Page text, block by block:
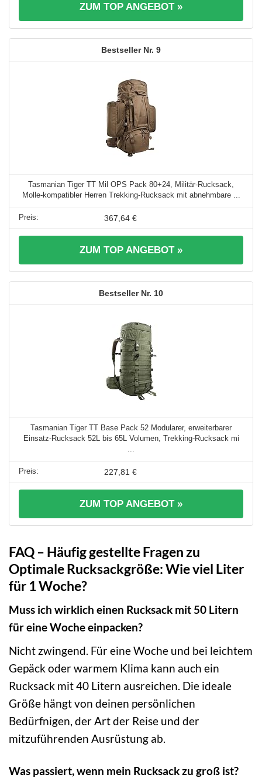
ZUM TOP ANGEBOT »
9
Tasmanian Tiger TT Mil OPS Pack 80+24, Militär-Rucksack,
Molle-kompatibler Herren Trekking-Rucksack mit abnehmbare ...
367,64 €
ZUM TOP ANGEBOT »
10
Tasmanian Tiger TT Base Pack 52 Modularer, erweiterbarer
Einsatz-Rucksack 52L bis 65L Volumen, Trekking-Rucksack mi
227,81 €
ZUM TOP ANGEBOT »
FAQ – Häufig gestellte Fragen zu
Optimale Rucksackgröße: Wie viel Liter
für 1 Woche?
Muss ich wirklich einen Rucksack mit 50 Litern
für eine Woche einpacken?
Nicht zwingend. Für eine Woche und bei leichtem
Gepäck oder warmem Klima kann auch ein
Rucksack mit 40 Litern ausreichen. Die ideale
Größe hängt von deinen persönlichen
Bedürfnigen, der Art der Reise und der
mitzuführenden Ausrüstung ab.
Was passiert, wenn mein Rucksack zu groß ist?